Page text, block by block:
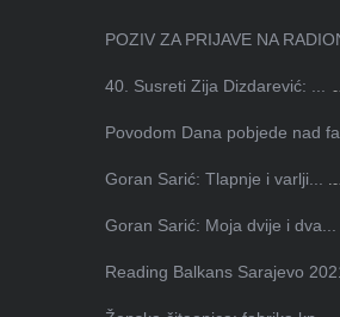
POZIV ZA PRIJAVE NA
40. Susreti Zija Dizdarević: ...
Povodom Dana pobjede nad
Goran Sarić: Tlapnje i varlji...
Goran Sarić: Moja dvije i dva...
Reading Balkans Sarajevo